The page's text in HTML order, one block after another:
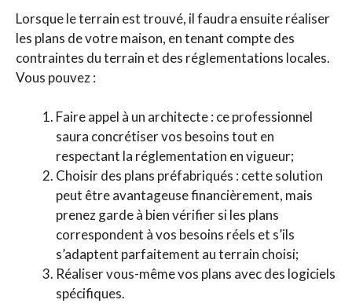
Lorsque le terrain est trouvé, il faudra ensuite réaliser
les plans de votre maison, en tenant compte des
contraintes du terrain et des réglementations locales.
Vous pouvez :
Faire appel à un architecte : ce professionnel
saura concrétiser vos besoins tout en
respectant la réglementation en vigueur;
Choisir des plans préfabriqués : cette solution
peut être avantageuse financièrement, mais
prenez garde à bien vérifier si les plans
correspondent à vos besoins réels et s’ils
s’adaptent parfaitement au terrain choisi;
Réaliser vous-même vos plans avec des logiciels
spécifiques.